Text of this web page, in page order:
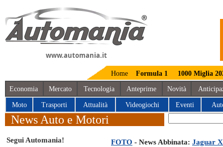
www.automania.it
Home Formula 1 1000 Miglia
Economia Mercato Tecnologia Anteprime Novità
Moto Trasporti Attualità Videogiochi Eventi
News Auto e Motori
Segui Automania! FOTO - News Abbinata: Jaguar